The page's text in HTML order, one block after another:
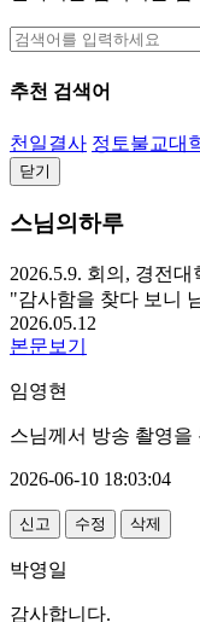
추천 검색어
천일결사 정토불교대
닫기
스님의하루
2026.5.9. 회의, 경전대
"감사함을 찾다 보니
2026.05.12
본문보기
임영현
스님께서 방송 촬영
2026-06-10 18:03:04
신고 수정 삭제
박영일
감사합니다.